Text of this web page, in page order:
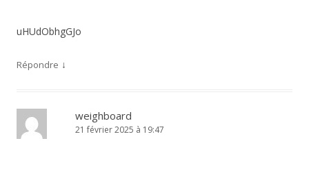
uHUdObhgGJo
Répondre ↓
weighboard
21 février 2025 à 19:47